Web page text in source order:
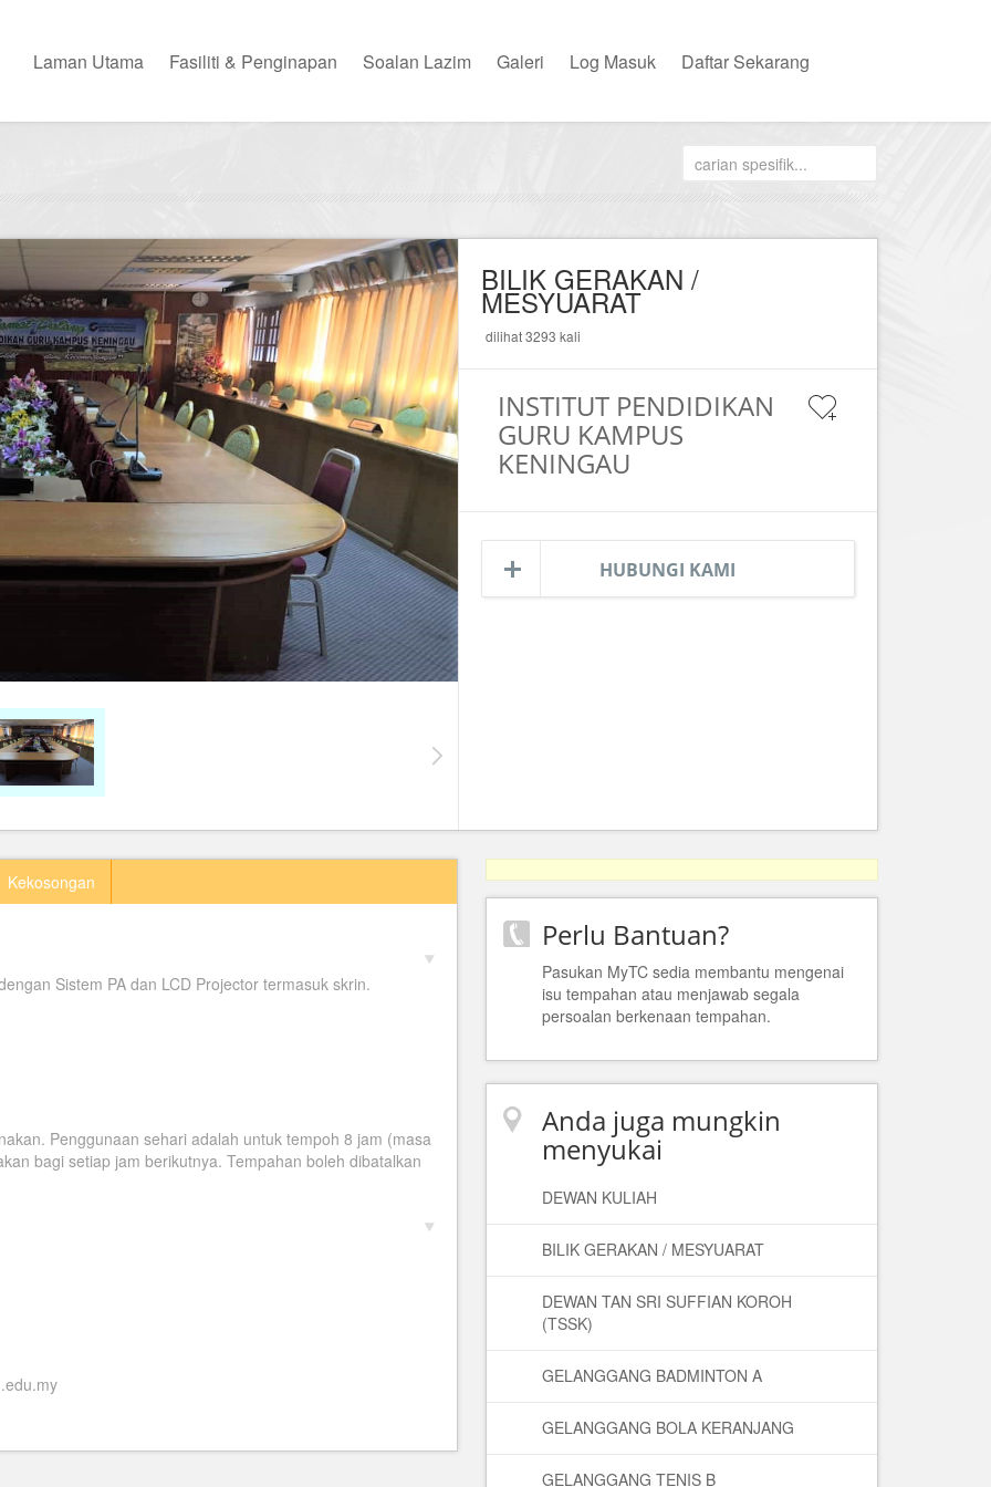
Laman Utama Fasiliti & Penginapan Soalan Lazim Galeri Log Masuk Daftar Sekarang
BILIK GERAKAN /
MESYUARAT
dilihat 3293 kali
INSTITUT PENDIDIKAN
GURU KAMPUS
KENINGAU
HUBUNGI KAMI
Kekosongan
Sistem PA dan LCD Projector termasuk skrin.
Penggunaan sehari adalah untuk tempoh 8 jam (masa
bagi setiap jam berikutnya. Tempahan boleh dibatalkan
Perlu Bantuan?
Pasukan MyTC sedia membantu mengenai
isu tempahan atau menjawab segala
persoalan berkenaan tempahan.
Anda juga mungkin
menyukai
DEWAN KULIAH
BILIK GERAKAN / MESYUARAT
DEWAN TAN SRI SUFFIAN KOROH
(TSSK)
GELANGGANG BADMINTON A
GELANGGANG BOLA KERANJANG
GELANGGANG TENIS B